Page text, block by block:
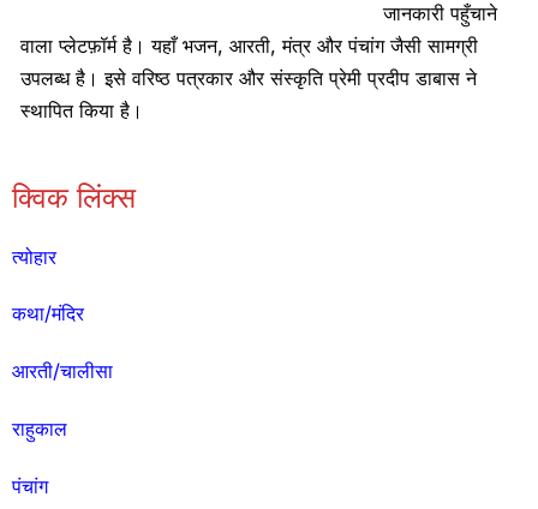
जानकारी पहुँचाने
वाला प्लेटफ़ॉर्म है। यहाँ भजन, आरती, मंत्र और पंचांग जैसी सामग्री
उपलब्ध है। इसे वरिष्ठ पत्रकार और संस्कृति प्रेमी प्रदीप डाबास ने
स्थापित किया है।
क्विक लिंक्स
त्योहार
कथा/मंदिर
आरती/चालीसा
राहुकाल
पंचांग